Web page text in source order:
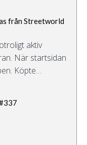
från Streetworld
aktiv
När startsidan
Köpte…